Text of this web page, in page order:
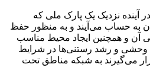
آینده نزدیک یک پارک ملی که
به حساب می‌آیند و به منظور حفظ
و همچنین ایجاد محیط مناسب
وحشی و رشد رستنی‌ها در شرایط
می‌گیرند به شبکه مناطق تحت